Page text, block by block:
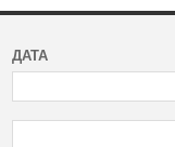
ДАТА